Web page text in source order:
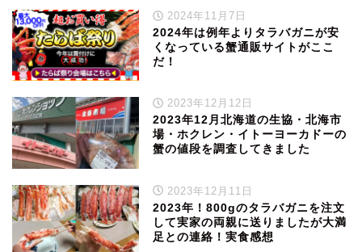
2024年11月7日
2024年は例年よりタラバガニが安
くなっている蟹通販サイトがここ
だ！
2023年12月12日
2023年12月北海道の生協・北海市
場・ホクレン・イトーヨーカドーの
蟹の値段を調査してきました
2023年12月11日
2023年！800gのタラバガニを注文
して実家の両親に送りましたが大満
足との連絡！実食感想